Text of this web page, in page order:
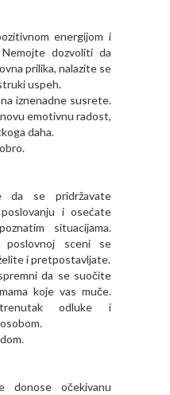
energijom i
dozvoliti da
prilika, nalazite se
uspeh.
iznenadne susrete.
emotivnu radost,
daha.
da se pridržavate
i osećate
situacijama.
poslovnoj sceni se
i pretpostavljate.
da se suočite
koje vas muče.
odluke i
donose očekivanu